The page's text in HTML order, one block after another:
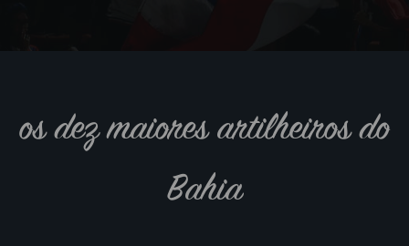
os dez maiores artilheiros do
Bahia